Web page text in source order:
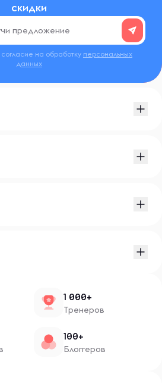
скидки
на обработку персональных
данных
1 000+
Тренеров
100+
Блоггеров